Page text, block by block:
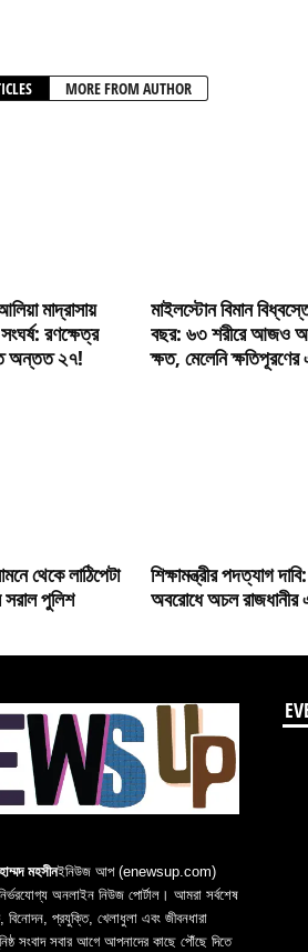
MORE FROM AUTHOR
মাদ্রাসায়
রণক্ষেত্র
অন্তত ২৭!
মাইলস্টোন বিমান
বছর: ৬৩ শরীরে আজও
ক্ষত, মেলেনি
থেকে লাঠিপেটা
সরাল পুলিশ
শিক্ষামন্ত্রীর পদত্যাগ
অবরোধে অচল রাজধানীর
মহসীনইনিউজ আপ (enewsup.com)
অনলাইন নিউজ পোর্টাল। আমরা সর্বশেষ
প্রযুক্তি, খেলাধুলা এবং জীবনধারা
সংবাদ সবার আগে আপনাদের কাছে পৌঁছে দিতে